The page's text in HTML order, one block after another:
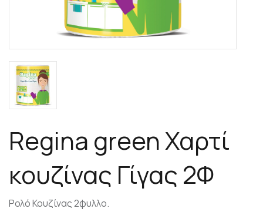
Regina green Χαρτί
κουζίνας Γίγας 2Φ
Ρολό Κουζίνας 2φυλλο.